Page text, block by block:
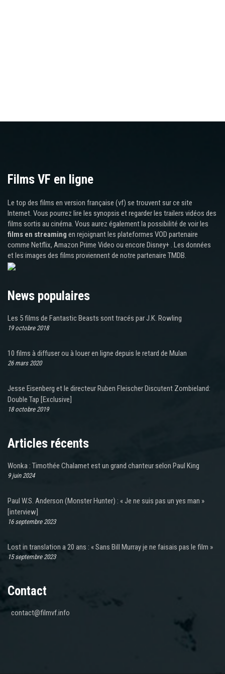
Films VF en ligne
Le top des films en version française (vf) se trouvent sur ce site
Internet. Vous pourrez lire les synopsis et regarder les trailers vidéos des
films sortis au cinéma. Vous aurez également la possibilité de voir les
films en streaming en rejoignant les plateformes VOD partenaire
comme Netflix, Amazon Prime Video ou encore Disney+ . Les données
et les images des films proviennent de notre partenaire TMDB.
News populaires
Les 5 films de Fantastic Beasts sont tracés par J.K. Rowling
19 octobre 2018
10 films à diffuser ou à louer en ligne depuis le retard de Mulan
26 mars 2020
Jesse Eisenberg et le directeur Ruben Fleischer Discutent Zombieland:
Double Tap [Exclusive]
18 octobre 2019
Articles récents
Wonka : Timothée Chalamet est un grand chanteur selon Paul King
9 juin 2024
Paul W.S. Anderson (Monster Hunter) : « Je ne suis pas un yes man »
[interview]
16 septembre 2023
Lost in translation a 20 ans : « Sans Bill Murray je ne faisais pas le film »
15 septembre 2023
Contact
contact@filmvf.info